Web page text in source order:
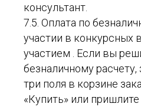
консультант.
7.5. Оплата по
участии в конкурсных
участием . Если вы
безналичному
три поля в корзине
«Купить» или